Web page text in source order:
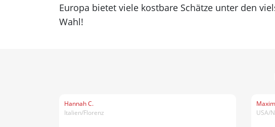
Europa bietet viele kostbare Schätze unter den
Wahl!
Hannah C.
Italien/Florenz
USA/